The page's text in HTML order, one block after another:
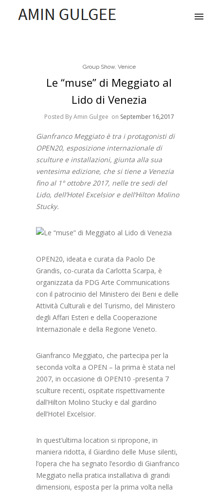
Group Show, Venice
Le “muse” di Meggiato al
Lido di Venezia
Posted By Amin Gulgee on September 16,2017
Gianfranco Meggiato è tra i protagonisti di
OPEN20, esposizione internazionale di
sculture e installazioni, giunta alla sua
ventesima edizione, che si tiene a Venezia
fino al 1° ottobre 2017, nelle tre sedi del
Lido, dell’Hotel Excelsior e dell’Hilton Molino
Stucky.
OPEN20, ideata e curata da Paolo De
Grandis, co-curata da Carlotta Scarpa, è
organizzata da PDG Arte Communications
con il patrocinio del Ministero dei Beni e delle
Attività Culturali e del Turismo, del Ministero
degli Affari Esteri e della Cooperazione
Internazionale e della Regione Veneto.
Gianfranco Meggiato, che partecipa per la
seconda volta a OPEN – la prima è stata nel
2007, in occasione di OPEN10 -presenta 7
sculture recenti, ospitate rispettivamente
dall’Hilton Molino Stucky e dal giardino
dell’Hotel Excelsior.
In quest’ultima location si ripropone, in
maniera ridotta, il Giardino delle Muse silenti,
l’opera che ha segnato l’esordio di Gianfranco
Meggiato nella pratica installativa di grandi
dimensioni, esposta per la prima volta nella